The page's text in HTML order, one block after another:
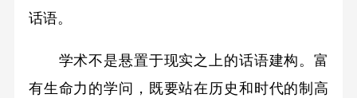
话语。
学术不是悬置于现实之上的话语建构。富
有生命力的学问，既要站在历史和时代的制高